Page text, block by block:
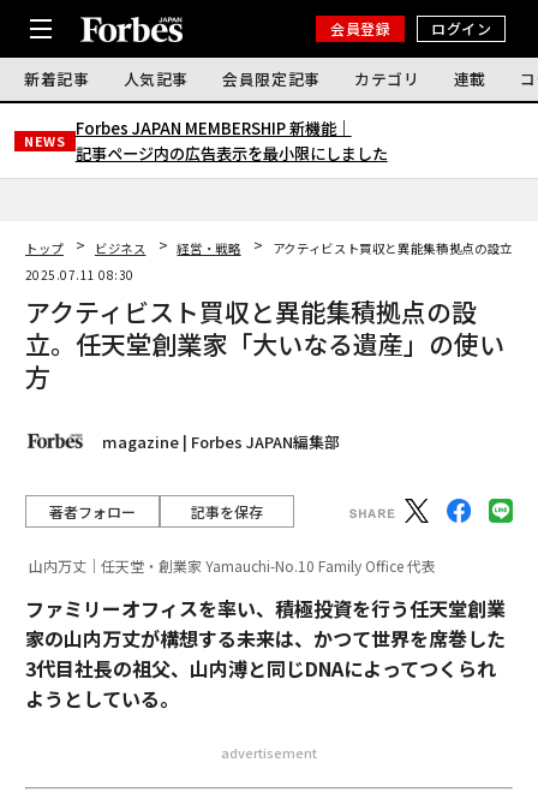
会員登録 ログイン
新着記事 人気記事 会員限定記事 カテゴリ 連載
NEWS
Forbes JAPAN MEMBERSHIP 新機能｜
記事ページ内の広告表示を最小限にしました
トップ ビジネス 経営・戦略
アクティビスト買収と異能集積拠点の設立。
2025.07.11 08:30
アクティビスト買収と異能集積拠点の設
立。任天堂創業家「大いなる遺産」の使い
方
magazine | Forbes JAPAN編集部
著者フォロー 記事を保存
山内万丈｜任天堂・創業家 Yamauchi-No.10 Family Office 代表
ファミリーオフィスを率い、積極投資を行う任天堂創業
家の山内万丈が構想する未来は、かつて世界を席巻した
3代目社長の祖父、山内溥と同じDNAによってつくられ
ようとしている。
advertisement